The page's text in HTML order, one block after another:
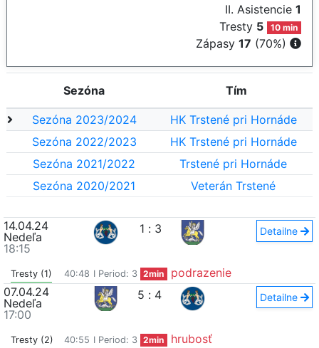
II. Asistencie 1
Tresty 5 10 min
Zápasy 17 (70%)
Sezóna Tím
Sezóna 2023/2024
HK Trstené pri Hornáde
Sezóna 2022/2023
HK Trstené pri Hornáde
Sezóna 2021/2022
Trstené pri Hornáde
Sezóna 2020/2021
Veterán Trstené
14.04.24
Nedeľa
18:15
1 : 3 Detailne
Tresty (1) 40:48 I Period: 3 2min
podrazenie
07.04.24
Nedeľa
17:00
5 : 4 Detailne
Tresty (2) 40:55 I Period: 3 2min hrubosť